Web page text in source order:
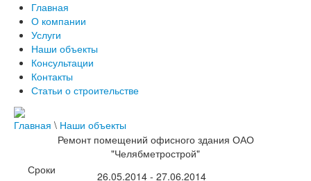
Главная
О компании
Услуги
Наши объекты
Консультации
Контакты
Статьи о строительстве
Главная \ Наши объекты
Ремонт помещений офисного здания ОАО
"Челябметрострой"
Сроки
26.05.2014 - 27.06.2014